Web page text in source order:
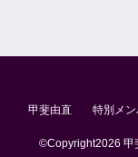
甲斐由直 特別メン
©Copyright2026 甲